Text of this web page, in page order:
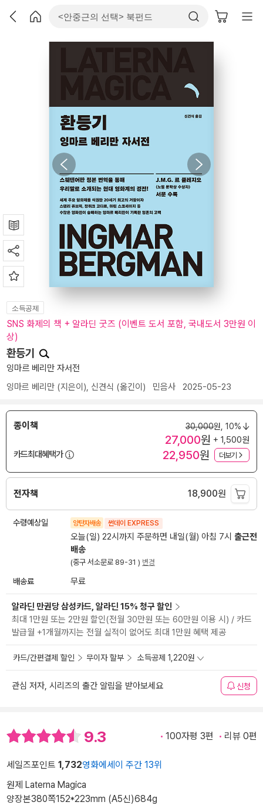
소득공제
SNS 화제의 책 + 알라딘 굿즈 (이벤트 도서 포함, 국내도서 3만원 이
상)
환등기
잉마르 베리만 자서전
잉마르 베리만 (지은이), 신견식 (옮긴이) 민음사 2025-05-23
종이책 30,000원, 10%
27,000원 + 1,500원
카드최대혜택가
22,950원 더보기
전자책 18,900원
수령예상일 양탄자배송 썬데이 EXPRESS
오늘(일) 22시까지 주문하면 내일(월) 아침 7시 출근전
배송
(중구 서소문로 89-31 ) 변경
배송료 무료
알라딘 만권당 삼성카드, 알라딘 15% 청구 할인
최대 1만원 또는 2만원 할인(전월 30만원 또는 60만원 이용 시) / 카드
발급월 +1개월까지는 전월 실적이 없어도 최대 1만원 혜택 제공
카드/간편결제 할인 무이자 할부 소득공제 1,220원
관심 저자, 시리즈의 출간 알림을 받아보세요 신청
9.3 100자평 3편 리뷰 0편
세일즈포인트 1,732영화에세이 주간 13위
원제 Laterna Magica
양장본380쪽152*223mm (A5신)684g